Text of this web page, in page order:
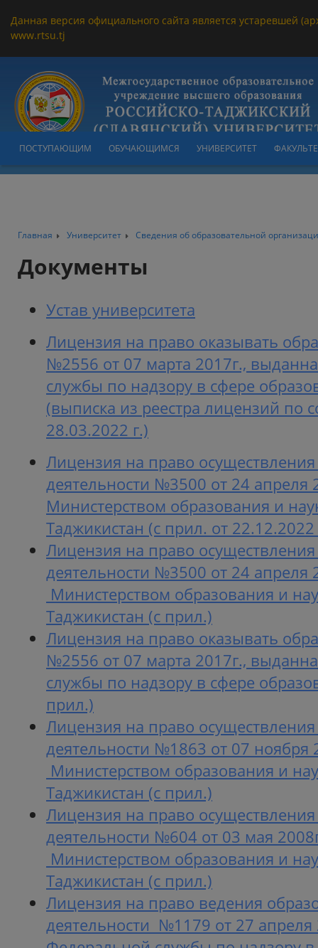
Данная версия официального сайта является устаревшей
www.rtsu.tj
ПОСТУПАЮЩИМ ОБУЧАЮЩИМСЯ УНИВЕРСИТЕТ
Главная Университет Сведения об образовательной
Документы
Устав университета
Лицензия на право оказывать
№2556 от 07 марта 2017г.,
службы по надзору в сфере
(выписка из реестра лицензий по
28.03.2022 г.)
Лицензия на право
деятельности №3500 от 24 апреля
Министерством образования и
Таджикистан (с прил. от
Лицензия на право
деятельности №3500 от 24 апреля
Министерством образования и
Таджикистан (с прил.)
Лицензия на право оказывать
№2556 от 07 марта 2017г.,
службы по надзору в сфере
прил.)
Лицензия на право
деятельности №1863 от 07 ноября
Министерством образования и
Таджикистан (с прил.)
Лицензия на право
деятельности №604 от 03 мая
Министерством образования и
Таджикистан (с прил.)
Лицензия на право ведения
деятельности №1179 от 27